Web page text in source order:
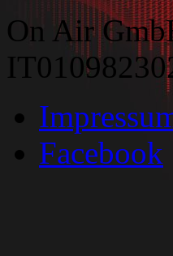
On Air
Facebook